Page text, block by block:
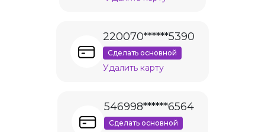
220070******5390
Сделать основной
Удалить карту
546998******6564
Сделать основной